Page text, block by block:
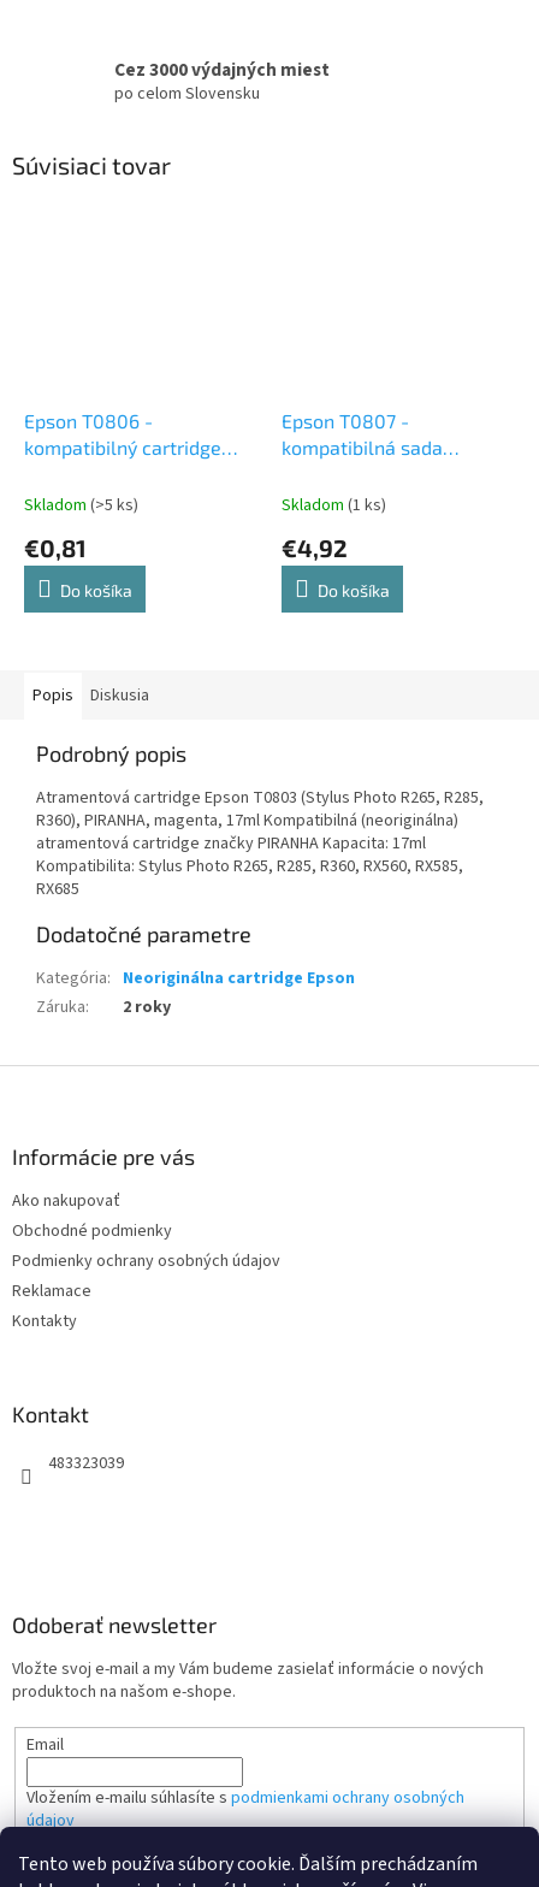
Tento web používa súbory cookie. Ďalším prechádzaním
Cez 3000 výdajných miest
po celom Slovensku
Súvisiaci tovar
Epson T0806 -
kompatibilný cartridge
Skladom (>5 ks)
€0,81
Do košíka
Epson T0807 -
kompatibilná sada
Skladom (1 ks)
€4,92
Do košíka
Popis Diskusia
Podrobný popis
Atramentová cartridge Epson T0803 (Stylus Photo R265, R285,
R360), PIRANHA, magenta, 17ml Kompatibilná (neoriginálna)
atramentová cartridge značky PIRANHA Kapacita: 17ml
Kompatibilita: Stylus Photo R265, R285, R360, RX560, RX585,
RX685
Dodatočné parametre
Kategória: Neoriginálna cartridge Epson
Záruka: 2 roky
Informácie pre vás
Ako nakupovať
Obchodné podmienky
Podmienky ochrany osobných údajov
Reklamace
Kontakty
Kontakt
483323039
Odoberať newsletter
Vložte svoj e-mail a my Vám budeme zasielať informácie o nových
produktoch na našom e-shope.
Email
Vložením e-mailu súhlasíte s podmienkami ochrany osobných
údajov
PRIHLÁSIŤ SA